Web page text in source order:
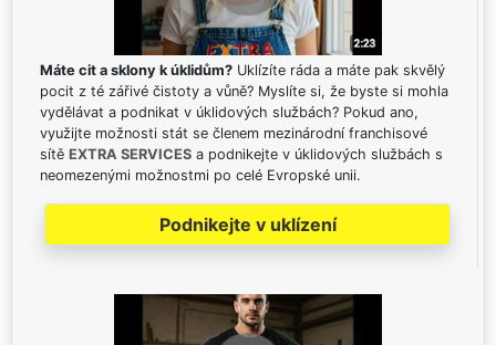
Máte cit a sklony k úklidům? Uklízíte ráda a máte pak skvělý
pocit z té zářivé čistoty a vůně? Myslíte si, že byste si mohla
vydělávat a podnikat v úklidových službách? Pokud ano,
využijte možnosti stát se členem mezinárodní franchisové
sítě EXTRA SERVICES a podnikejte v úklidových službách s
neomezenými možnostmi po celé Evropské unii.
Podnikejte v uklízení